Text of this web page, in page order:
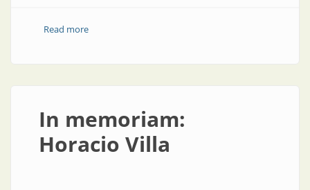
Read moreabout Certificado ambiental para una planta
In memoriam:
Horacio Villa